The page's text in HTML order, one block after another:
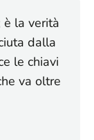
è la verità
dalla
le chiavi
va oltre